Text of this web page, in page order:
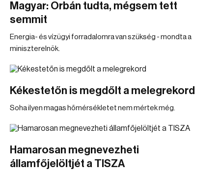
Magyar: Orbán tudta, mégsem tett
semmit
Energia- és vízügyi forradalomra van szükség - mondta a
miniszterelnök.
Kékestetőn is megdőlt a melegrekord
Soha ilyen magas hőmérsékletet nem mértek még.
Hamarosan megnevezheti
államfőjelöltjét a TISZA